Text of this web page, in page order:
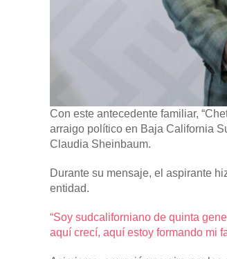
Con este antecedente familiar,
arraigo político en Baja California
Claudia Sheinbaum.
Durante su mensaje, el aspirante
entidad.
“Soy sudcaliforniano de quinta
aquí crecí, aquí estoy formando mi